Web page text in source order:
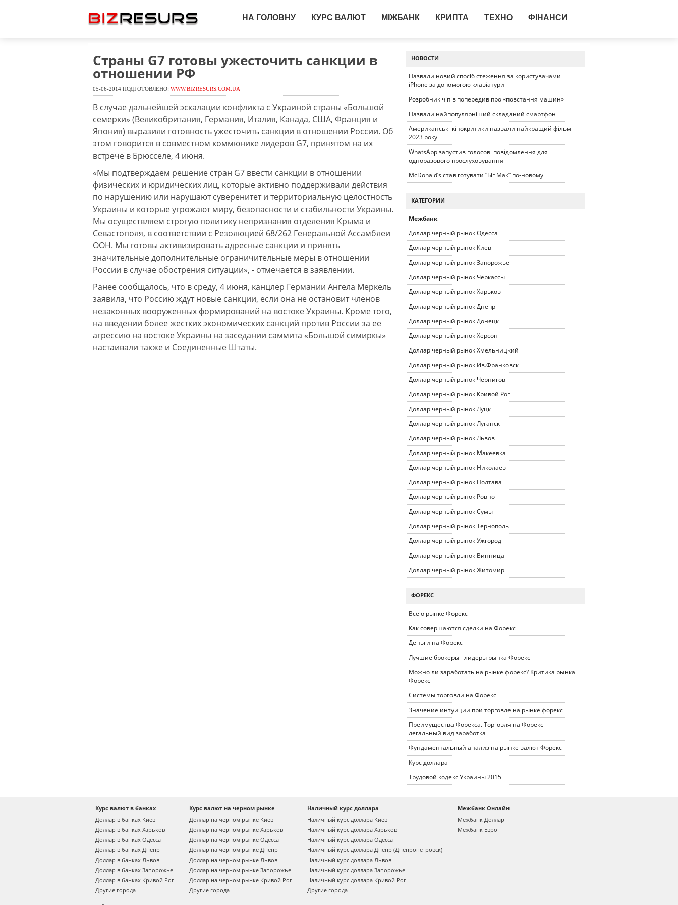
НА ГОЛОВНУ КУРС ВАЛЮТ МІЖБАНК КРИПТА ТЕХНО ФІНАНСИ
НОВОСТИ
Назвали новий спосіб стеження за користувачами
iPhone за допомогою клавіатури
Розробник чіпів попередив про «повстання машин»
Назвали найпопулярніший складаний смартфон
Американські кінокритики назвали найкращий фільм
2023 року
WhatsApp запустив голосові повідомлення для
одноразового прослуховування
McDonald’s став готувати “Біг Мак” по-новому
КАТЕГОРИИ
Межбанк
Доллар черный рынок Одесса
Доллар черный рынок Киев
Доллар черный рынок Запорожье
Доллар черный рынок Черкассы
Доллар черный рынок Харьков
Доллар черный рынок Днепр
Доллар черный рынок Донецк
Доллар черный рынок Херсон
Доллар черный рынок Хмельницкий
Доллар черный рынок Ив.Франковск
Доллар черный рынок Чернигов
Доллар черный рынок Кривой Рог
Доллар черный рынок Луцк
Доллар черный рынок Луганск
Доллар черный рынок Львов
Доллар черный рынок Макеевка
Доллар черный рынок Николаев
Доллар черный рынок Полтава
Доллар черный рынок Ровно
Доллар черный рынок Сумы
Доллар черный рынок Тернополь
Доллар черный рынок Ужгород
Доллар черный рынок Винница
Доллар черный рынок Житомир
ФОРЕКС
Все о рынке Форекс
Как совершаются сделки на Форекс
Деньги на Форекс
Лучшие брокеры - лидеры рынка Форекс
Можно ли заработать на рынке форекс? Критика рынка
Форекс
Системы торговли на Форекс
Значение интуиции при торговле на рынке форекс
Преимущества Форекса. Торговля на Форекс —
легальный вид заработка
Фундаментальный анализ на рынке валют Форекс
Курс доллара
Трудовой кодекс Украины 2015
Страны G7 готовы ужесточить санкции в
отношении РФ
05-06-2014 ПОДГОТОВЛЕНО: WWW.BIZRESURS.COM.UA
В случае дальнейшей эскалации конфликта с Украиной страны «Большой
семерки» (Великобритания, Германия, Италия, Канада, США, Франция и
Япония) выразили готовность ужесточить санкции в отношении России. Об
этом говорится в совместном коммюнике лидеров G7, принятом на их
встрече в Брюсселе, 4 июня.
«Мы подтверждаем решение стран G7 ввести санкции в отношении
физических и юридических лиц, которые активно поддерживали действия
по нарушению или нарушают суверенитет и территориальную целостность
Украины и которые угрожают миру, безопасности и стабильности Украины.
Мы осуществляем строгую политику непризнания отделения Крыма и
Севастополя, в соответствии с Резолюцией 68/262 Генеральной Ассамблеи
ООН. Мы готовы активизировать адресные санкции и принять
значительные дополнительные ограничительные меры в отношении
России в случае обострения ситуации», - отмечается в заявлении.
Ранее сообщалось, что в среду, 4 июня, канцлер Германии Ангела Меркель
заявила, что Россию ждут новые санкции, если она не остановит членов
незаконных вооруженных формирований на востоке Украины. Кроме того,
на введении более жестких экономических санкций против России за ее
агрессию на востоке Украины на заседании саммита «Большой симиркы»
настаивали также и Соединенные Штаты.
Курс валют в банках
Доллар в банках Киев
Доллар в банках Харьков
Доллар в банках Одесса
Доллар в банках Днепр
Доллар в банках Львов
Доллар в банках Запорожье
Доллар в банках Кривой Рог
Другие города
Курс валют на черном рынке
Доллар на черном рынке Киев
Доллар на черном рынке Харьков
Доллар на черном рынке Одесса
Доллар на черном рынке Днепр
Доллар на черном рынке Львов
Доллар на черном рынке Запорожье
Доллар на черном рынке Кривой Рог
Другие города
Наличный курс доллара
Наличный курс доллара Киев
Наличный курс доллара Харьков
Наличный курс доллара Одесса
Наличный курс доллара Днепр (Днепропетровск)
Наличный курс доллара Львов
Наличный курс доллара Запорожье
Наличный курс доллара Кривой Рог
Другие города
Межбанк Онлайн
Межбанк Доллар
Межбанк Евро